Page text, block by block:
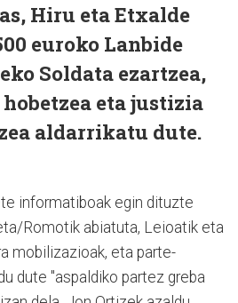
Hiru eta Etxalde
euroko Lanbide
Soldata ezartzea,
eta justizia
aldarrikatu dute.
informatiboak egin dituzte
Romotik abiatuta, Leioatik eta
mobilizazioak, eta parte-
dute "aspaldiko partez greba